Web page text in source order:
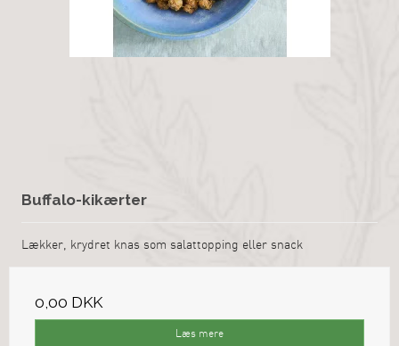
Buffalo-kikærter
Lækker, krydret knas som salattopping eller snack
0,00 DKK
Læs mere